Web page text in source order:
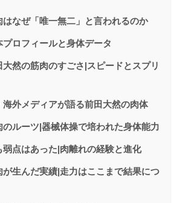
なぜ「唯一無二」と言われるのか
ロフィールと身体データ
然の筋肉のすごさ|スピードとスプリ
海外メディアが語る前田大然の肉体
ルーツ|器械体操で培われた身体能力
弱点はあった|肉離れの経験と進化
が生んだ実績|走力はここまで結果につ